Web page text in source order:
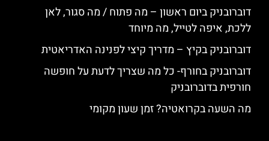
דוברובניק ביום ראשון – מה פתוח / מה סגור, לאן
ללכת, איפה לטייל, מה מיוחד
דוברובניק בקיץ – מדריך קיצי לפנינה האדריאטית
דוברובניק בחורף- כל מה שצריך לדעת על חופשה
חורפית בדוברובניק
מה השעה בקרואטיה? זמן שעון מקומי